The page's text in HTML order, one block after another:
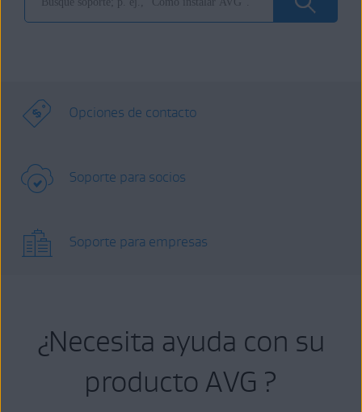
Opciones de contacto
Soporte para socios
Soporte para empresas
¿Necesita ayuda con su
producto AVG ?